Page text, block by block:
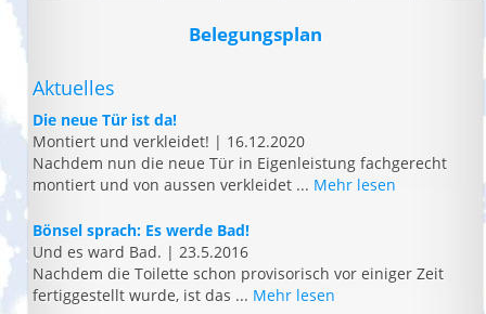
Belegungsplan
Aktuelles
Die neue Tür ist da!
Montiert und verkleidet! | 16.12.2020
Nachdem nun die neue Tür in Eigenleistung fachgerecht
montiert und von aussen verkleidet ... Mehr lesen
Bönsel sprach: Es werde Bad!
Und es ward Bad. | 23.5.2016
Nachdem die Toilette schon provisorisch vor einiger Zeit
fertiggestellt wurde, ist das ... Mehr lesen